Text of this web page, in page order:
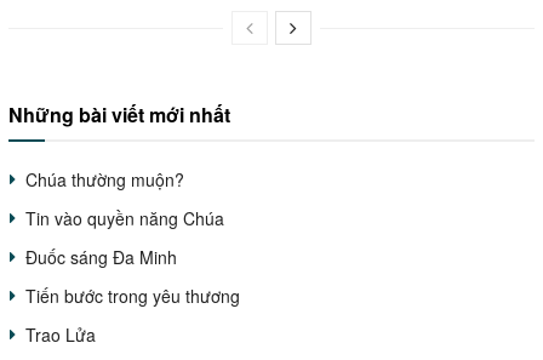
Những bài viết mới nhất
Chúa thường muộn?
Tin vào quyền năng Chúa
Đuốc sáng Đa Minh
Tiến bước trong yêu thương
Trao Lửa